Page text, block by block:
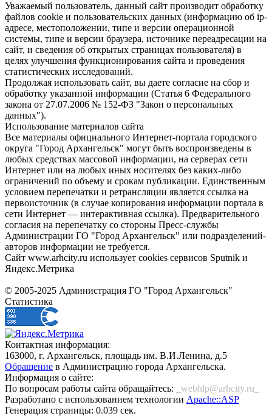
Уважаемый пользователь, данный сайт производит обработку
файлов cookie и пользовательских данных (информацию об ip-
адресе, местоположении, типе и версии операционной
системы, типе и версии браузера, источнике переадресации на
сайт, и сведения об открытых страницах пользователя) в
целях улучшения функционирования сайта и проведения
статистических исследований.
Продолжая использовать сайт, вы даете согласие на сбор и
обработку указанной информации (Статья 6 Федерального
закона от 27.07.2006 № 152-ФЗ "Закон о персональных
данных").
Использование материалов сайта
Все материалы официального Интернет-портала городского
округа "Город Архангельск" могут быть воспроизведены в
любых средствах массовой информации, на серверах сети
Интернет или на любых иных носителях без каких-либо
ограничений по объему и срокам публикации. Единственным
условием перепечатки и ретрансляции является ссылка на
первоисточник (в случае копирования информации портала в
сети Интернет — интерактивная ссылка). Предварительного
согласия на перепечатку со стороны Пресс-службы
Администрации ГО "Город Архангельск" или подразделений-
авторов информации не требуется.
Сайт www.arhcity.ru использует cookies сервисов Sputnik и
Яндекс.Метрика
© 2005-2025 Администрация ГО "Город Архангельск"
Статистика
Контактная информация:
163000, г. Архангельск, площадь им. В.И.Ленина, д.5
Обращение в Администрацию города Архангельска.
Информация о сайте:
По вопросам работы сайта обращайтесь:
_webhlp@arhcity.ru_
Разработано с использованием технологии Apache::ASP
Генерация страницы: 0.039 сек.